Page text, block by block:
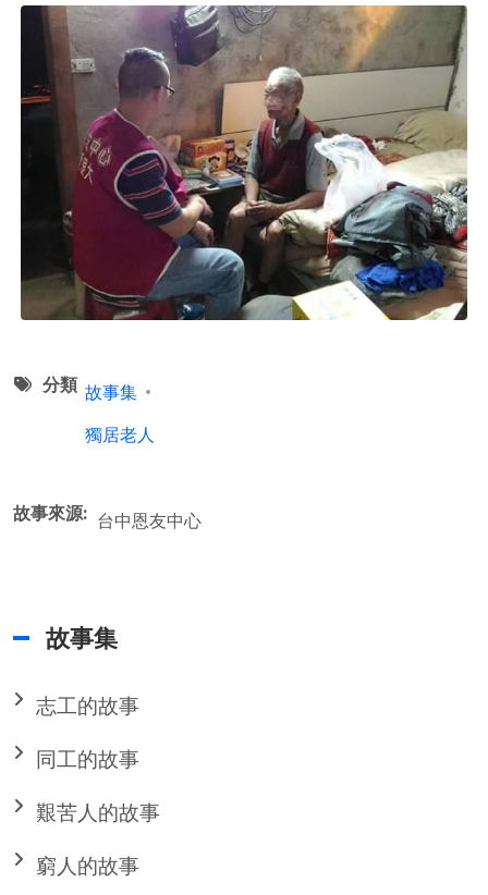
分類 故事集
獨居老人
故事來源 台中恩友中心
故事集
志工的故事
同工的故事
艱苦人的故事
窮人的故事